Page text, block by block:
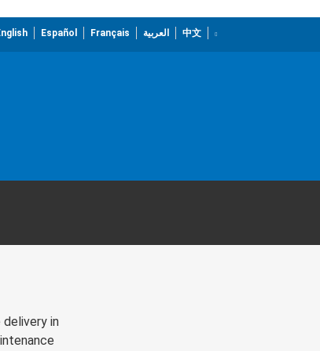
Español Français العربية 中文
in